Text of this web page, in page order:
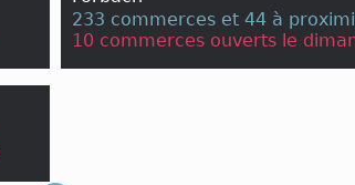
233 commerces et 44 à
10 commerces ouverts le